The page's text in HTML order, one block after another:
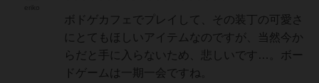
ボドゲカフェでプレイして、その装丁の可愛さ
にとてもほしいアイテムなのですが、当然今か
らだと手に入らないため、悲しいです…。ボー
ドゲームは一期一会ですね。